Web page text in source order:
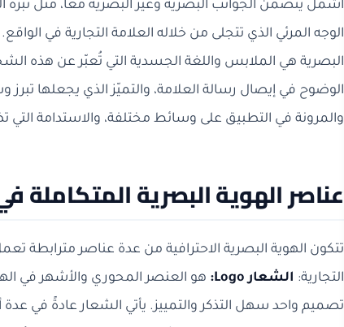
أشمل يتضمن الجوانب البصرية وغير البصرية معاً، مثل نبرة
الوجه المرئي الذي تتجلى من خلاله العلامة التجارية في
البصرية هي الملابس واللغة الجسدية التي تُعبّر عن هذه
الوضوح في إيصال رسالة العلامة، والتميّز الذي يجعلها
والمرونة في التطبيق على وسائط مختلفة، والاستدامة
عناصر الهوية البصرية المتكاملة
تتكون الهوية البصرية الاحترافية من عدة عناصر مترابطة
التجارية: الشعار Logo:
هو العنصر المحوري والأشهر في
تصميم واحد سهل التذكر والتمييز. يأتي الشعار عادةً في